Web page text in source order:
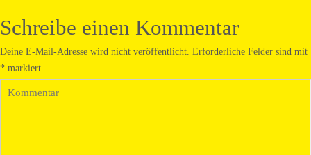
Schreibe einen Kommentar
Deine E-Mail-Adresse wird nicht veröffentlicht. Erforderliche Felder sind mit
* markiert